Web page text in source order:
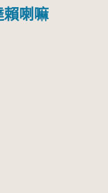
賴喇嘛